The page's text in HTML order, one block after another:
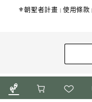
⚜️朝聖者計畫 使用條款